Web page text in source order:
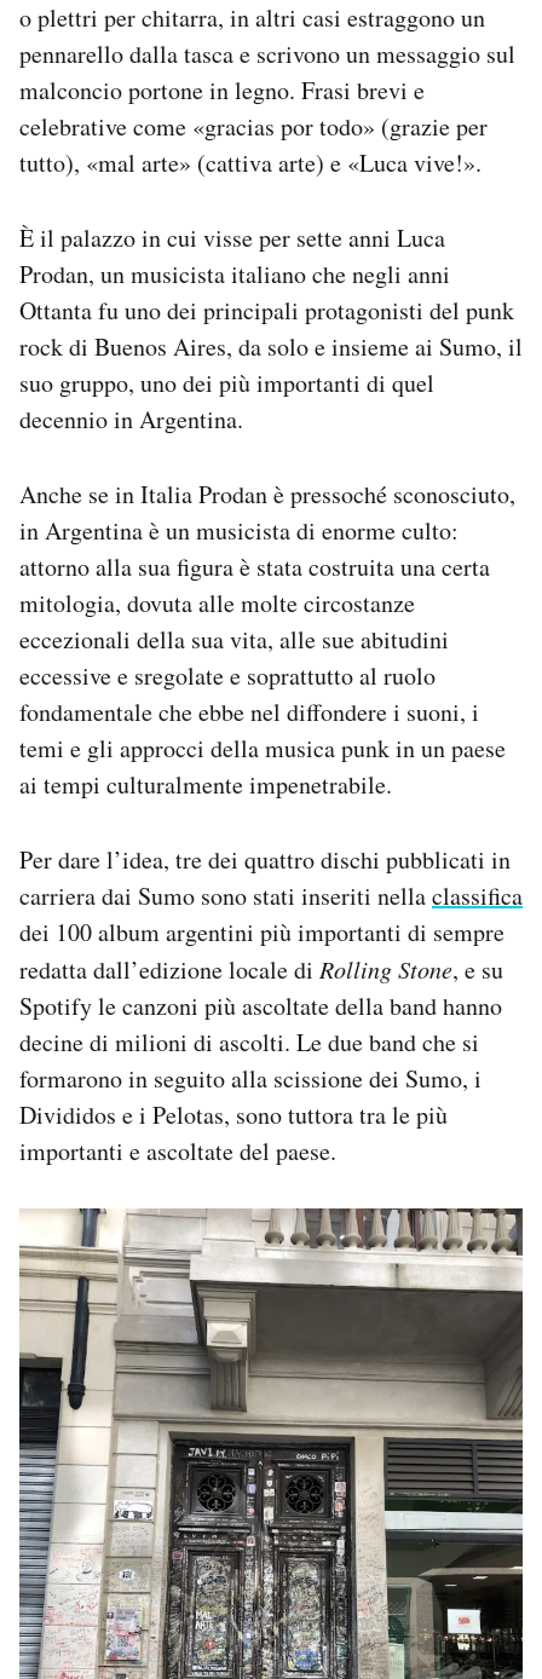
Hai bisogno di aiuto?
Esci
o plettri per chitarra, in altri casi estraggono un
pennarello dalla tasca e scrivono un messaggio sul
malconcio portone in legno. Frasi brevi e
celebrative come «gracias por todo» (grazie per
tutto), «mal arte» (cattiva arte) e «Luca vive!».
È il palazzo in cui visse per sette anni Luca
Prodan, un musicista italiano che negli anni
Ottanta fu uno dei principali protagonisti del punk
rock di Buenos Aires, da solo e insieme ai Sumo, il
suo gruppo, uno dei più importanti di quel
decennio in Argentina.
Anche se in Italia Prodan è pressoché sconosciuto,
in Argentina è un musicista di enorme culto:
attorno alla sua figura è stata costruita una certa
mitologia, dovuta alle molte circostanze
eccezionali della sua vita, alle sue abitudini
eccessive e sregolate e soprattutto al ruolo
fondamentale che ebbe nel diffondere i suoni, i
temi e gli approcci della musica punk in un paese
ai tempi culturalmente impenetrabile.
Per dare l’idea, tre dei quattro dischi pubblicati in
carriera dai Sumo sono stati inseriti nellaclassifica
dei 100 album argentini più importanti di sempre
redatta dall’edizione locale di Rolling Stone, e su
Spotify le canzoni più ascoltate della band hanno
decine di milioni di ascolti. Le due band che si
formarono in seguito alla scissione dei Sumo, i
Divididos e i Pelotas, sono tuttora tra le più
importanti e ascoltate del paese.